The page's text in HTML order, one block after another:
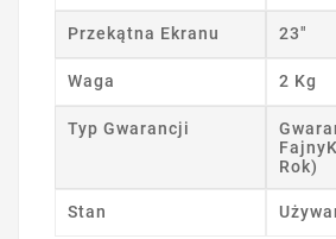
Przekątna Ekranu 23"
Waga 2 Kg
Typ Gwarancji
Rok)
Stan